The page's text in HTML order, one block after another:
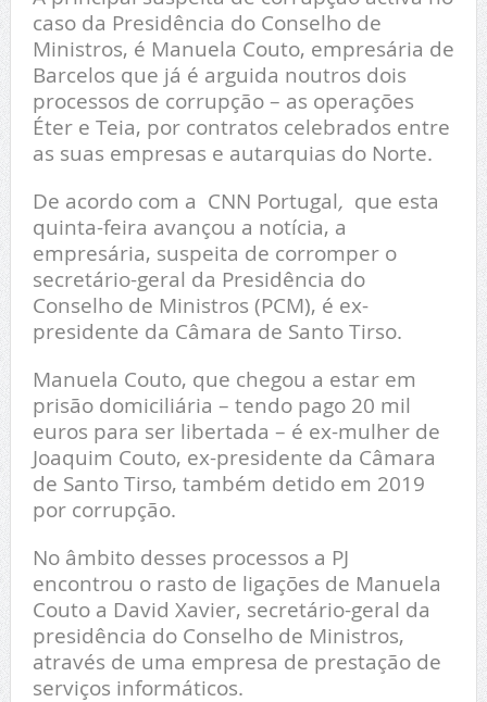
caso da Presidência do Conselho de
Ministros, é Manuela Couto, empresária de
Barcelos que já é arguida noutros dois
processos de corrupção – as operações
Éter e Teia, por contratos celebrados entre
as suas empresas e autarquias do Norte.
De acordo com a CNN Portugal, que esta
quinta-feira avançou a notícia, a
empresária, suspeita de corromper o
secretário-geral da Presidência do
Conselho de Ministros (PCM), é ex-
presidente da Câmara de Santo Tirso.
Manuela Couto, que chegou a estar em
prisão domiciliária – tendo pago 20 mil
euros para ser libertada – é ex-mulher de
Joaquim Couto, ex-presidente da Câmara
de Santo Tirso, também detido em 2019
por corrupção.
No âmbito desses processos a PJ
encontrou o rasto de ligações de Manuela
Couto a David Xavier, secretário-geral da
presidência do Conselho de Ministros,
através de uma empresa de prestação de
serviços informáticos.